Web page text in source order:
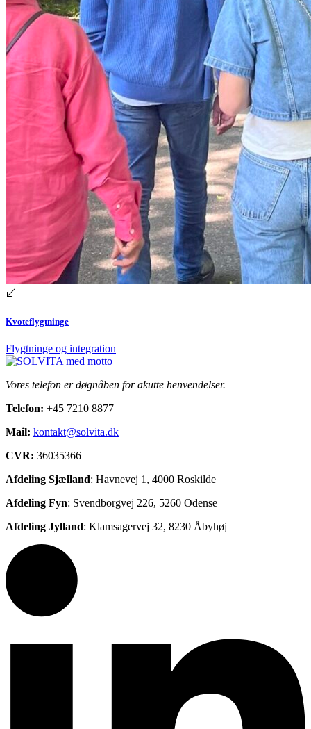
Kvoteflygtninge
Flygtninge og integration
Vores telefon er døgnåben for akutte henvendelser.
Telefon: +45 7210 8877
Mail: kontakt@solvita.dk
CVR: 36035366
Afdeling Sjælland: Havnevej 1, 4000 Roskilde
Afdeling Fyn: Svendborgvej 226, 5260 Odense
Afdeling Jylland: Klamsagervej 32, 8230 Åbyhøj